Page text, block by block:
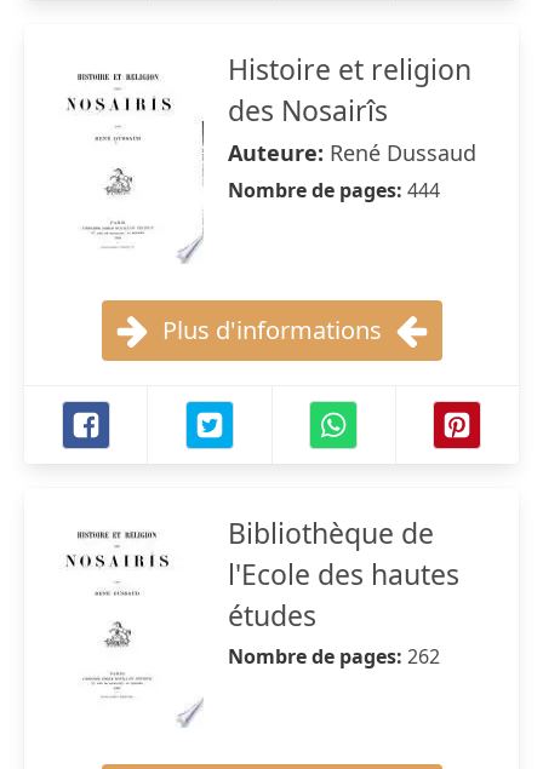
Histoire et religion
des Nosairîs
Auteure: René Dussaud
Nombre de pages: 444
Plus d'informations
Bibliothèque de
l'Ecole des hautes
études
Nombre de pages: 262